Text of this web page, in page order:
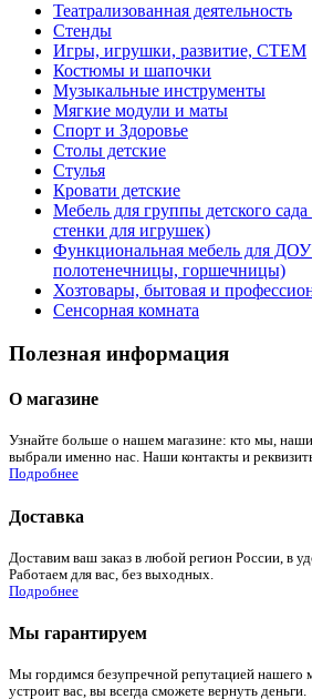
Театрализованная деятельность
Стенды
Игры, игрушки, развитие, СТЕМ
Костюмы и шапочки
Музыкальные инструменты
Мягкие модули и маты
Спорт и Здоровье
Столы детские
Стулья
Кровати детские
Мебель для группы детского
стенки для игрушек)
Функциональная мебель для
полотенечницы, горшечницы)
Хозтовары, бытовая и
Сенсорная комната
Полезная информация
О магазине
Узнайте больше о нашем магазине: кто мы,
выбрали именно нас. Наши контакты и
Подробнее
Доставка
Доставим ваш заказ в любой регион России, в
Работаем для вас, без выходных.
Подробнее
Мы гарантируем
Мы гордимся безупречной репутацией нашего
устроит вас, вы всегда сможете вернуть деньги.